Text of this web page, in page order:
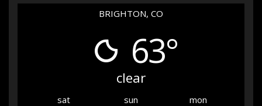
BRIGHTON, CO
63°
clear
sat sun
mon